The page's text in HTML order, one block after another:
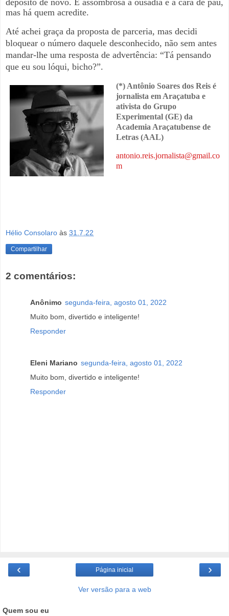
mas há quem acredite.
Até achei graça da proposta de parceria, mas decidi
bloquear o número daquele desconhecido, não sem antes
mandar-lhe uma resposta de advertência: “Tá pensando
que eu sou lóqui, bicho?”.
(*) Antônio Soares dos Reis é
jornalista em Araçatuba e
ativista do Grupo
Experimental (GE) da
Academia Araçatubense de
Letras (AAL)
antonio.reis.jornalista@gmail.co
m
Hélio Consolaro às 31.7.22
Compartilhar
2 comentários:
Anônimo segunda-feira, agosto 01, 2022
Muito bom, divertido e inteligente!
Responder
Eleni Mariano segunda-feira, agosto 01, 2022
Muito bom, divertido e inteligente!
Responder
‹ ›
Página inicial
Ver versão para a web
Quem sou eu